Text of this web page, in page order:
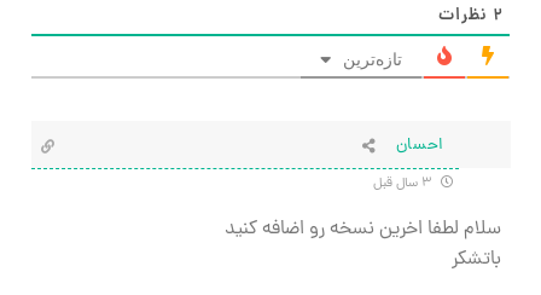
۲ نظرات
تازه‌ترین
احسان
سلام لطفا اخرین نسخه رو اضافه کنید
باتشکر